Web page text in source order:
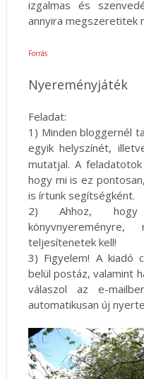
izgalmas és
annyira megszeretitek
Forrás
Nyereményjáték
Feladat:
1) Minden bloggernél
egyik helyszínét,
mutatjal. A
hogy mi is ez
is írtunk segítségként.
2) Ahhoz,
teljesítenetek kell!
3) Figyelem! A kiadó
belül postáz, valamint
válaszol az e-
automatikusan új